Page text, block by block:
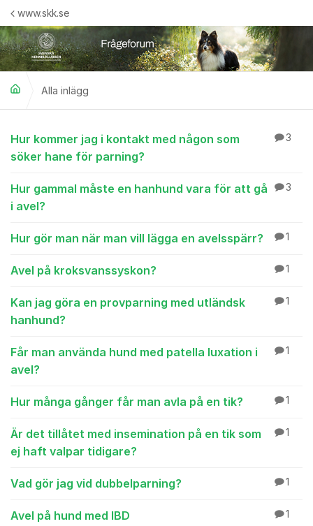
Hoppa till innehåll
www.skk.se
Alla inlägg
Alla inlägg
Hur kommer jag i kontakt med någon som
söker hane för parning?
3
Hur gammal måste en hanhund vara för att gå
i avel?
3
Hur gör man när man vill lägga en avelsspärr? 1
Avel på kroksvanssyskon? 1
Kan jag göra en provparning med utländsk
hanhund?
1
Får man använda hund med patella luxation i
avel?
1
Hur många gånger får man avla på en tik? 1
Är det tillåtet med insemination på en tik som
ej haft valpar tidigare?
1
Vad gör jag vid dubbelparning? 1
Avel på hund med IBD 1